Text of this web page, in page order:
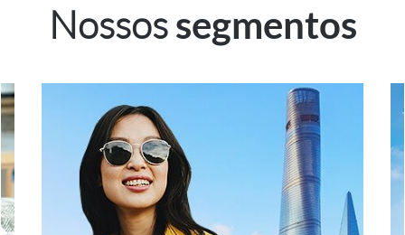
Nossossegmentos